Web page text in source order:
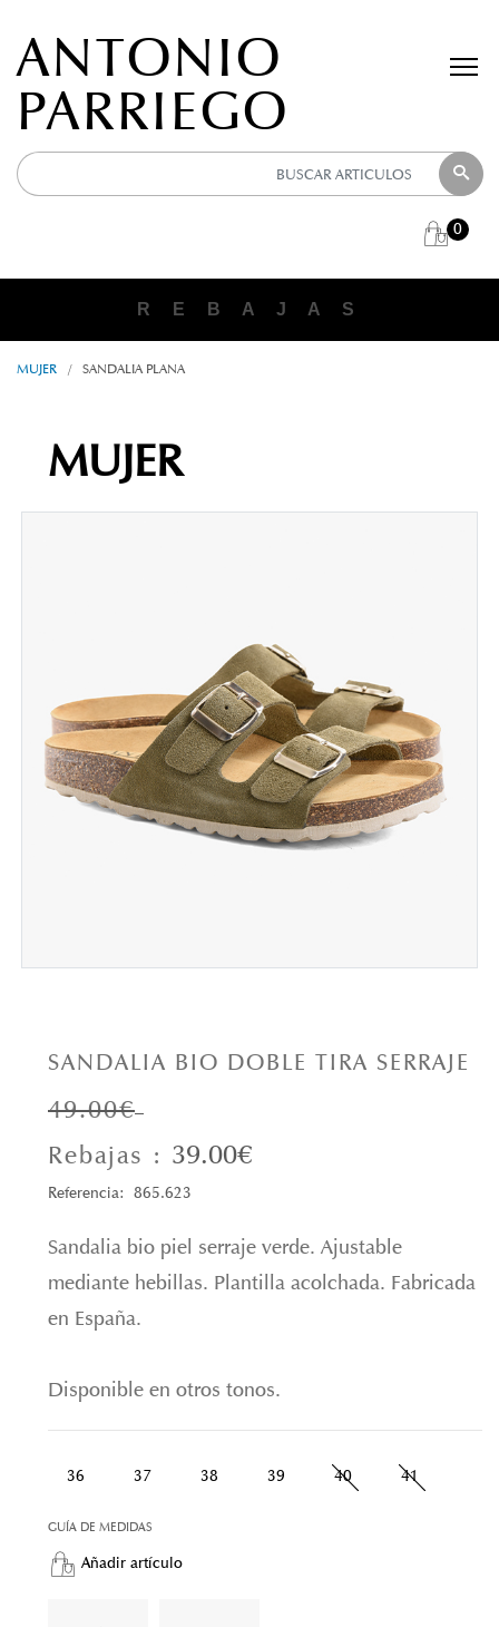
ANTONIO
PARRIEGO
0
R E B A J A S
MUJER / SANDALIA PLANA
MUJER
SANDALIA BIO DOBLE TIRA SERRAJE
49.00€
Rebajas : 39.00€
Referencia: 865.623
Sandalia bio piel serraje verde. Ajustable
mediante hebillas. Plantilla acolchada. Fabricada
en España.
Disponible en otros tonos.
36 37 38 39 40 41
GUÍA DE MEDIDAS
Añadir artículo